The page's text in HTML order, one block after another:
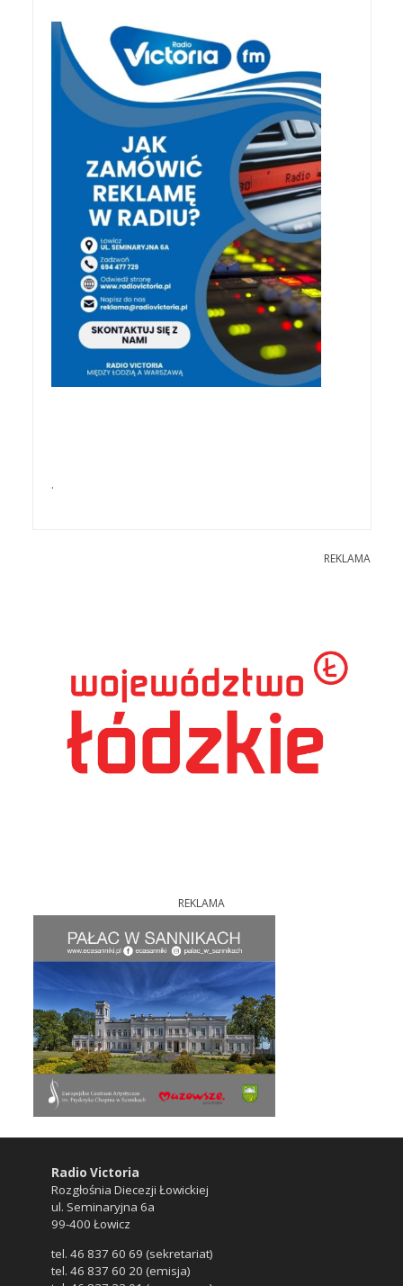
.
REKLAMA
REKLAMA
Radio Victoria
Rozgłośnia Diecezji Łowickiej
ul. Seminaryjna 6a
99-400 Łowicz
tel. 46 837 60 69 (sekretariat)
tel. 46 837 60 20 (emisja)